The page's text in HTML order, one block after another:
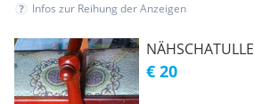
Infos zur Reihung der Anzeigen
NÄHSCHATULLE
€ 20